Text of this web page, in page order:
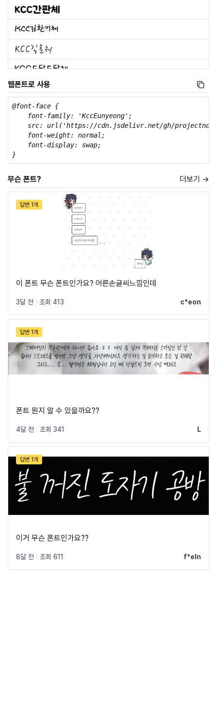
웹폰트로 사용
@font-face {
    font-family: 'KccEunyeong';
src: url('https://cdn.jsdelivr.net/gh/
    font-weight: normal;
    font-display: swap;
}
무슨 폰트? 더보기 →
답변 1개
이 폰트 무슨 폰트인가요? 어른손글씨느낌인데
3달 전 조회 413 c*eon
답변 1개
폰트 뭔지 알 수 있을까요??
4달 전 조회 341 L
답변 1개
이거 무슨 폰트인가요??
8달 전 조회 611 f*eln